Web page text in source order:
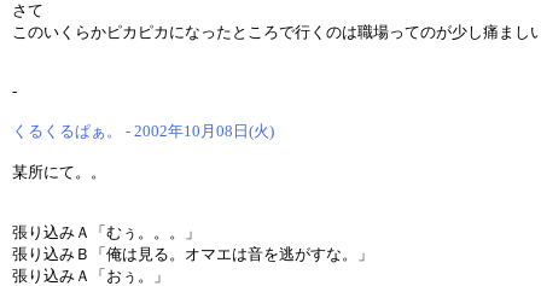
さて
このいくらかピカピカになったところで行くのは職場ってのが少し痛まし
-
くるくるぱぁ。 - 2002年10月08日(火)
某所にて。。
張り込みＡ「むぅ。。。」
張り込みＢ「俺は見る。オマエは音を逃がすな。」
張り込みＡ「おぅ。」